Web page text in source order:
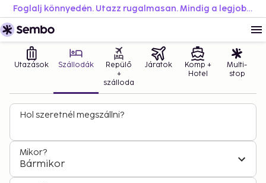
Foglalj könnyedén. Utazz rugalmasan. Mindig a legjobb áron.
Utazások Szállodák
Repülő
+
szálloda
Járatok
Komp +
Hotel
Multi-
stop
Hol szeretnél megszállni?
Mikor?
Bármikor